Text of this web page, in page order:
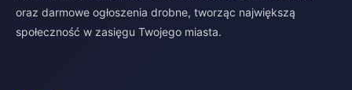
oraz darmowe ogłoszenia drobne, tworząc największą
społeczność w zasięgu Twojego miasta.